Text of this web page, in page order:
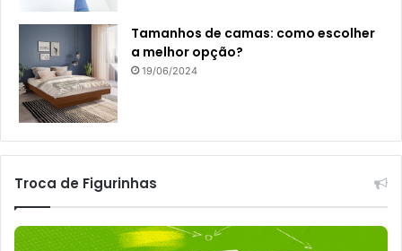
Tamanhos de camas: como escolher
a melhor opção?
19/06/2024
Troca de Figurinhas